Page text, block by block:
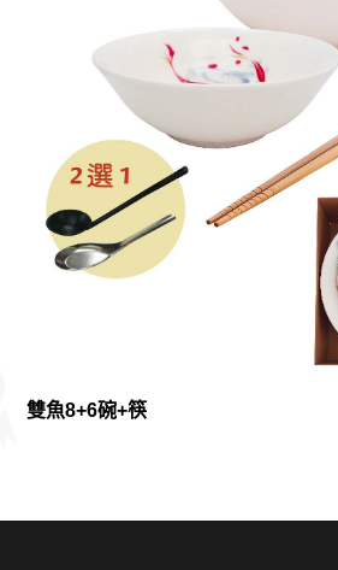
雙魚8+6碗+筷